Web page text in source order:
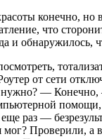
конечно, но
что
и обнаружилось,
от сети
нужно? —
еще раз —
Проверили, а